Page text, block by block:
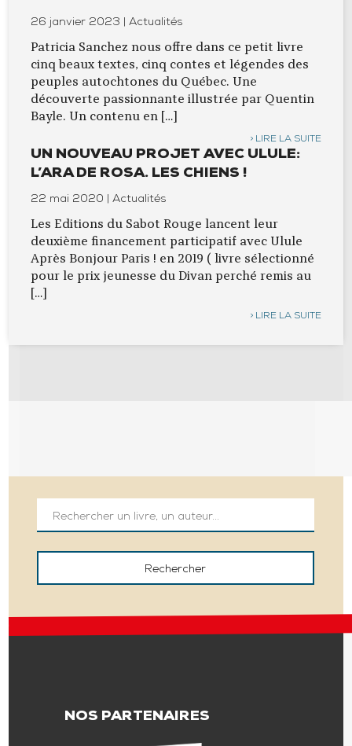
26 janvier 2023 | Actualités
Patricia Sanchez nous offre dans ce petit livre
cinq beaux textes, cinq contes et légendes des
peuples autochtones du Québec. Une
découverte passionnante illustrée par Quentin
Bayle. Un contenu en […]
LIRE LA SUITE
UN NOUVEAU PROJET AVEC ULULE:
L’ARA DE ROSA. LES CHIENS !
22 mai 2020 | Actualités
Les Editions du Sabot Rouge lancent leur
deuxième financement participatif avec Ulule
Après Bonjour Paris ! en 2019 ( livre sélectionné
pour le prix jeunesse du Divan perché remis au
[…]
LIRE LA SUITE
NOS PARTENAIRES